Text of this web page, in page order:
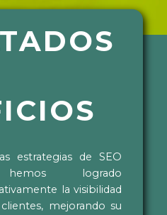
estrategias de SEO
hemos logrado
la visibilidad
mejorando su